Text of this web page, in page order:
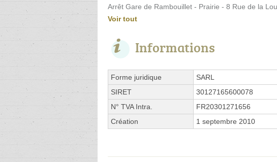
Arrêt Gare de Rambouillet - Prairie - 8 Rue de la
Voir tout
Informations
Forme juridique
SARL
SIRET
30127165600078
N° TVA Intra.
FR20301271656
Création
1 septembre 2010